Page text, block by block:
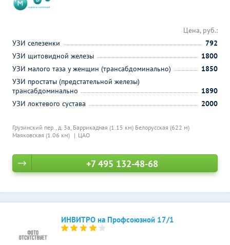
Грузинский пер., д. 3а, Баррикадная (1.15 км) Белорусская (622 м)
Маяковская (1.06 км)
ЦАО
Цена, руб.:
УЗИ селезенки
792
УЗИ щитовидной железы
1800
УЗИ малого таза у женщин (трансабдоминально)
1850
УЗИ простаты (предстательной железы)
трансабдоминально
1890
УЗИ локтевого сустава
2000
+7 495 132-48-68
ИНВИТРО на Профсоюзной 17/1